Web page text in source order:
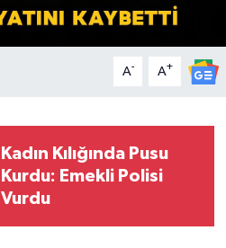
A- A+
Kadın Kılığında Pusu
Kurdu: Emekli Polisi
Vurdu